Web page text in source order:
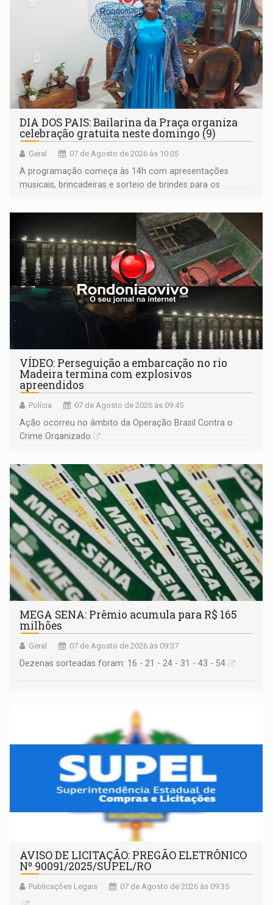
DIA DOS PAIS: Bailarina da Praça organiza
celebração gratuita neste domingo (9)
Geral 07 de Agosto de 2026 às 10:05
A programação começa às 14h com apresentações
musicais, brincadeiras e sorteio de brindes para os
bolo e canto de parabéns dedicado aos pais
VÍDEO: Perseguição a embarcação no rio
Madeira termina com explosivos
apreendidos
Polícia 07 de Agosto de 2026 às 09:45
Ação ocorreu no âmbito da Operação Brasil Contra o
Crime Organizado
MEGA SENA: Prêmio acumula para R$ 165
milhões
Geral 07 de Agosto de 2026 às 09:37
Dezenas sorteadas foram: 16 - 21 - 24 - 31 - 43 - 54
AVISO DE LICITAÇÃO: PREGÃO ELETRÔNICO
Nº 90091/2025/SUPEL/RO
Publicações Legais 07 de Agosto de 2026 às 09:35